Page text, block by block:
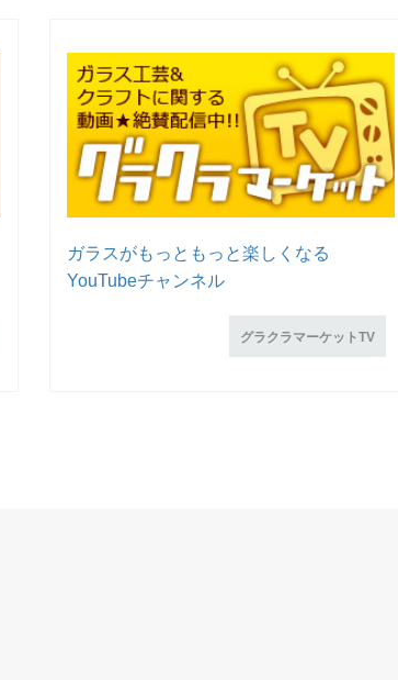
ガラスがもっともっと楽しくなる
YouTubeチャンネル
グラクラマーケットTV